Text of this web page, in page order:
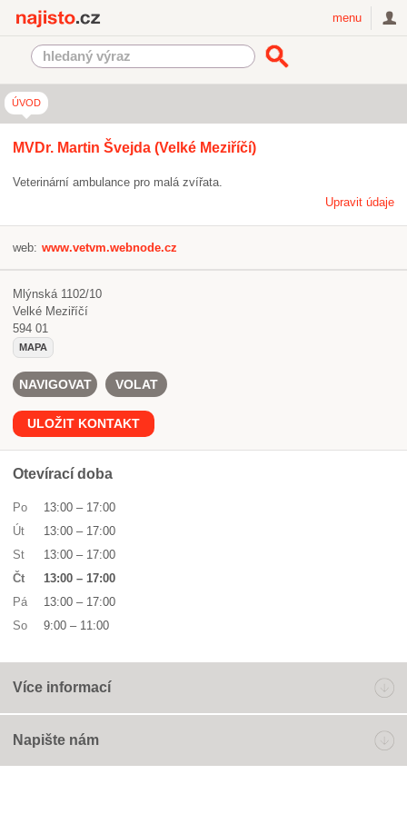
menu
ÚVOD
MVDr. Martin Švejda (Velké Meziříčí)
Veterinární ambulance pro malá zvířata.
Upravit údaje
web: www.vetvm.webnode.cz
Mlýnská 1102/10
Velké Meziříčí
594 01
MAPA
NAVIGOVAT VOLAT
ULOŽIT KONTAKT
Otevírací doba
Po 13:00 – 17:00
Út
13:00 – 17:00
St
13:00 – 17:00
Čt
13:00 – 17:00
Pá
13:00 – 17:00
So
9:00 – 11:00
Více informací
Napište nám